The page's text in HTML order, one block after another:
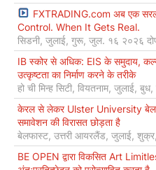
FXTRADING.com अब एक सरल
Control. When It Gets Real.
सिडनी, जुलाई, गुरू, जुल. १६ २०२६
IB स्कोर से अधिक: EIS के समुदाय,
उत्कृष्टता का निर्माण करने के तरीके
हो ची मिन्ह सिटी, वियतनाम, जुलाई,
केरल से लेकर Ulster University
समावेशन की विरासत छोड़ता है
बेलफास्ट, उत्तरी आयरलैंड, जुलाई,
BE OPEN द्वारा विकसित Art